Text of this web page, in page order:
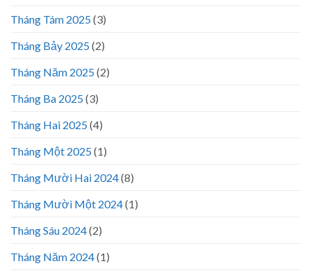
Tháng Tám 2025(3)
Tháng Bảy 2025(2)
Tháng Năm 2025(2)
Tháng Ba 2025(3)
Tháng Hai 2025(4)
Tháng Một 2025(1)
Tháng Mười Hai 2024(8)
Tháng Mười Một 2024(1)
Tháng Sáu 2024(2)
Tháng Năm 2024(1)